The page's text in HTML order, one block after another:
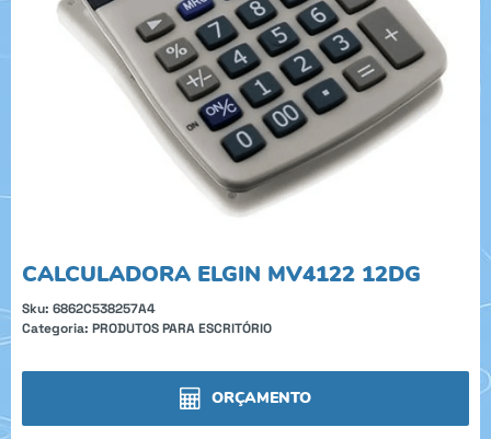
CALCULADORA ELGIN MV4122 12DG
Sku: 6862C538257A4
Categoria: PRODUTOS PARA ESCRITÓRIO
ORÇAMENTO